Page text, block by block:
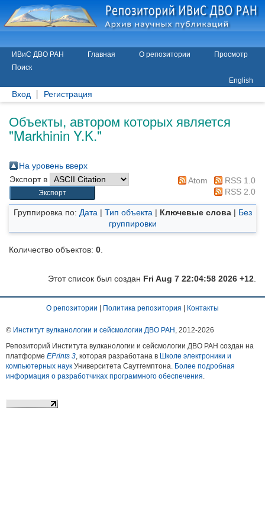
ИВиС ДВО РАН Главная О репозитории
Просмотр
Поиск
English
Вход Регистрация
Объекты, автором которых является
"Markhinin Y.K."
На уровень вверх
Экспорт в
Atom
RSS 1.0
RSS 2.0
Группировка по: Дата | Тип объекта | Ключевые слова| Без
группировки
Количество объектов: 0
Этот список был создан Fri Aug 7 22:04:58 2026 +12
О репозитории Политика репозитория Контакты
© Институт вулканологии и сейсмологии ДВО РАН , 2012-2026
Репозиторий Института вулканологии и сейсмологии ДВО РАН создан на
платформе EPrints 3, которая разработана в Школе электроники и
компьютерных наук Университета Саутгемптона. Более подробная
информация о разработчиках программного обеспечения.